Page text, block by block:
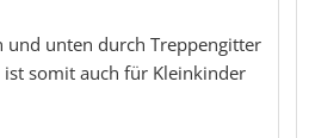
und unten durch Treppengitter
somit auch für Kleinkinder